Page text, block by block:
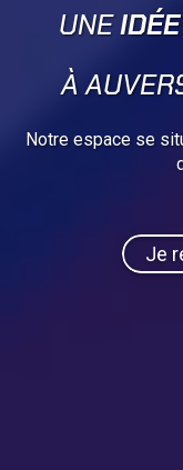
UNE
À
Notre espace se
Je